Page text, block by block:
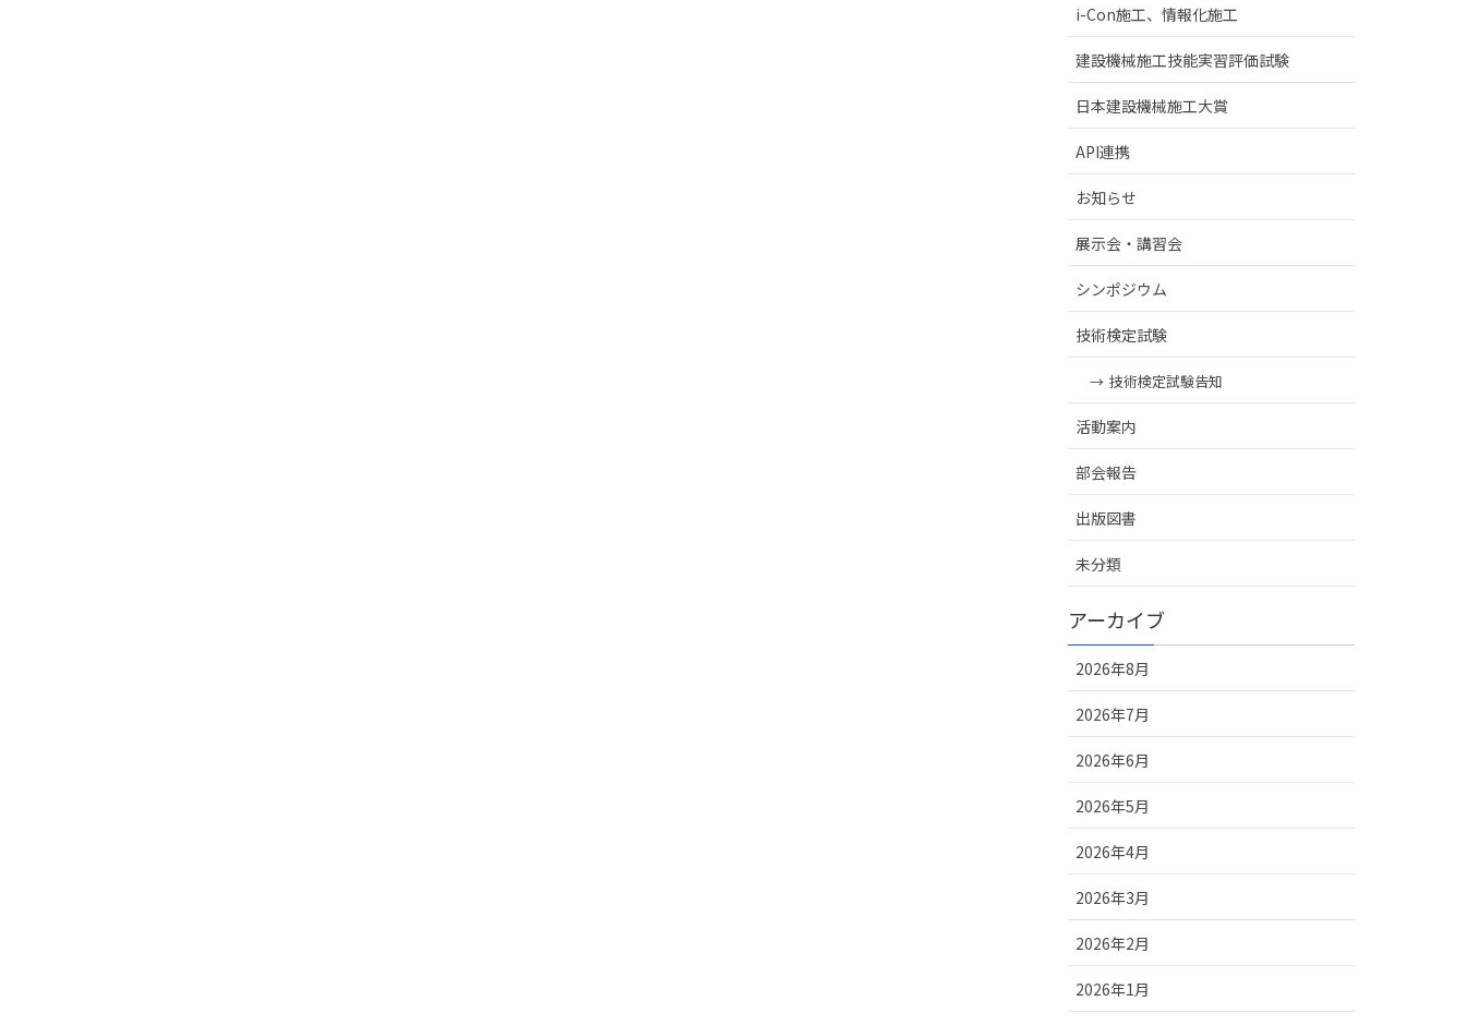
i-Con施工、情報化施工
建設機械施工技能実習評価試験
日本建設機械施工大賞
API連携
お知らせ
展示会・講習会
シンポジウム
技術検定試験
技術検定試験告知
活動案内
部会報告
出版図書
未分類
アーカイブ
2026年8月
2026年7月
2026年6月
2026年5月
2026年4月
2026年3月
2026年2月
2026年1月